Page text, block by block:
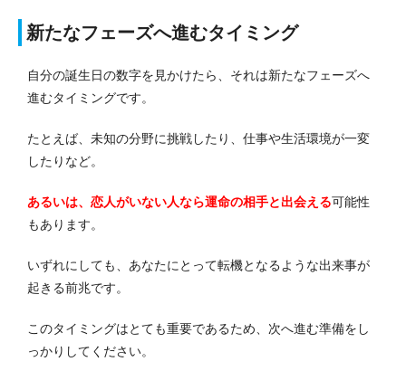
新たなフェーズへ進むタイミング
自分の誕生日の数字を見かけたら、それは新たなフェーズへ
進むタイミングです。
たとえば、未知の分野に挑戦したり、仕事や生活環境が一変
したりなど。
あるいは、恋人がいない人なら運命の相手と出会える可能性
もあります。
いずれにしても、あなたにとって転機となるような出来事が
起きる前兆です。
このタイミングはとても重要であるため、次へ進む準備をし
っかりしてください。